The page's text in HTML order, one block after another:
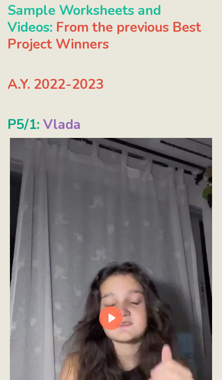
Sample Worksheets and
Videos: From the previous Best
Project Winners
A.Y. 2022-2023
P5/1: Vlada